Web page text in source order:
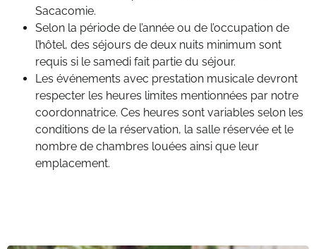
Sacacomie.
Selon la période de l’année ou de l’occupation de
l’hôtel, des séjours de deux nuits minimum sont
requis si le samedi fait partie du séjour.
Les événements avec prestation musicale devront
respecter les heures limites mentionnées par notre
coordonnatrice. Ces heures sont variables selon les
conditions de la réservation, la salle réservée et le
nombre de chambres louées ainsi que leur
emplacement.